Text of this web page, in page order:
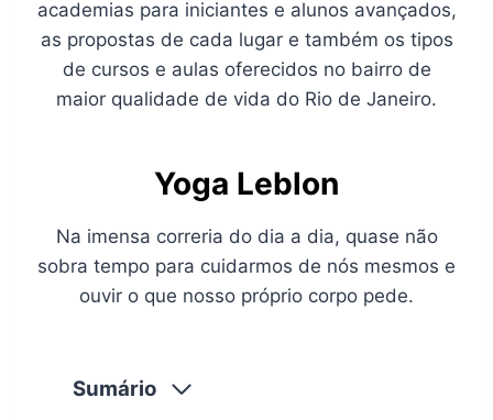
academias para iniciantes e alunos avançados,
as propostas de cada lugar e também os tipos
de cursos e aulas oferecidos no bairro de
maior qualidade de vida do Rio de Janeiro.
Yoga Leblon
Na imensa correria do dia a dia, quase não
sobra tempo para cuidarmos de nós mesmos e
ouvir o que nosso próprio corpo pede.
Sumário